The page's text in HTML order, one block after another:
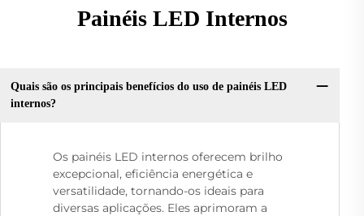
Painéis LED Internos
Quais são os principais benefícios do uso de painéis LED
internos?
Os painéis LED internos oferecem brilho
excepcional, eficiência energética e
versatilidade, tornando-os ideais para
diversas aplicações. Eles aprimoram a